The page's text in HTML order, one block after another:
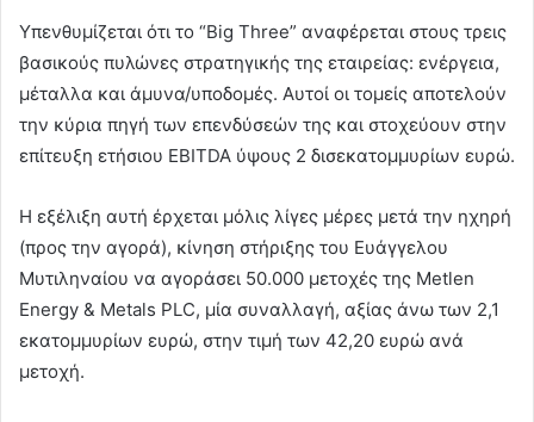
Υπενθυμίζεται ότι το “Big Three” αναφέρεται στους τρεις
βασικούς πυλώνες στρατηγικής της εταιρείας: ενέργεια,
μέταλλα και άμυνα/υποδομές. Αυτοί οι τομείς αποτελούν
την κύρια πηγή των επενδύσεών της και στοχεύουν στην
επίτευξη ετήσιου EBITDA ύψους 2 δισεκατομμυρίων ευρώ.
Η εξέλιξη αυτή έρχεται μόλις λίγες μέρες μετά την ηχηρή
(προς την αγορά), κίνηση στήριξης του Ευάγγελου
Μυτιληναίου να αγοράσει 50.000 μετοχές της Metlen
Energy & Metals PLC, μία συναλλαγή, αξίας άνω των 2,1
εκατομμυρίων ευρώ, στην τιμή των 42,20 ευρώ ανά
μετοχή.